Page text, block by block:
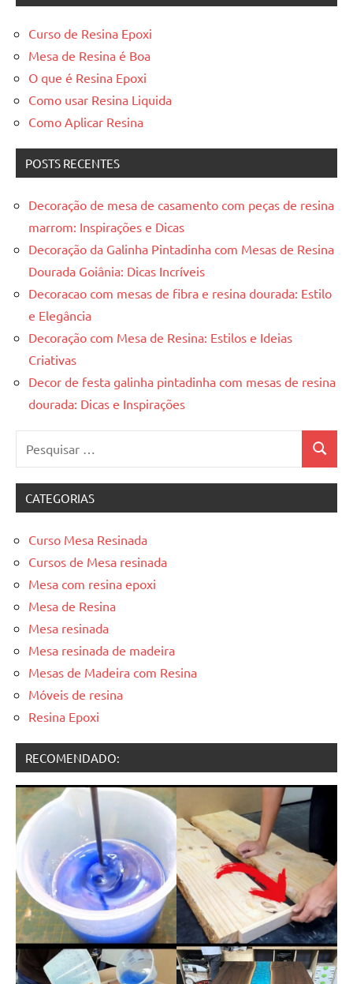
Curso de Resina Epoxi
Mesa de Resina é Boa
O que é Resina Epoxi
Como usar Resina Liquida
Como Aplicar Resina
POSTS RECENTES
Decoração de mesa de casamento com peças de resina
marrom: Inspirações e Dicas
Decoração da Galinha Pintadinha com Mesas de Resina
Dourada Goiânia: Dicas Incríveis
Decoracao com mesas de fibra e resina dourada: Estilo
e Elegância
Decoração com Mesa de Resina: Estilos e Ideias
Criativas
Decor de festa galinha pintadinha com mesas de resina
dourada: Dicas e Inspirações
CATEGORIAS
Curso Mesa Resinada
Cursos de Mesa resinada
Mesa com resina epoxi
Mesa de Resina
Mesa resinada
Mesa resinada de madeira
Mesas de Madeira com Resina
Móveis de resina
Resina Epoxi
RECOMENDADO: